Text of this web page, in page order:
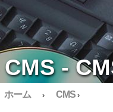
CMS -
ホーム › CMS ›